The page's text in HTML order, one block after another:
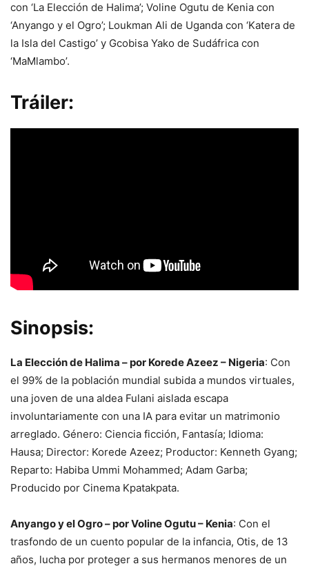
con ‘La Elección de Halima’; Voline Ogutu de Kenia con
‘Anyango y el Ogro’; Loukman Ali de Uganda con ‘Katera de
la Isla del Castigo’ y Gcobisa Yako de Sudáfrica con
‘MaMlambo’.
Tráiler:
Sinopsis:
La Elección de Halima – por Korede Azeez – Nigeria: Con
el 99% de la población mundial subida a mundos virtuales,
una joven de una aldea Fulani aislada escapa
involuntariamente con una IA para evitar un matrimonio
arreglado. Género: Ciencia ficción, Fantasía; Idioma:
Hausa; Director: Korede Azeez; Productor: Kenneth Gyang;
Reparto: Habiba Ummi Mohammed; Adam Garba;
Producido por Cinema Kpatakpata.
Anyango y el Ogro – por Voline Ogutu – Kenia: Con el
trasfondo de un cuento popular de la infancia, Otis, de 13
años, lucha por proteger a sus hermanos menores de un